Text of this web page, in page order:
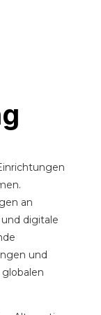
an
digitale
und